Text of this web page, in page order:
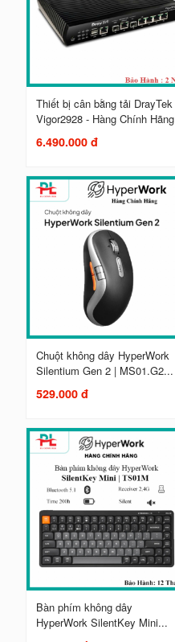
Thiết bị cân bằng tải DrayTek
Vigor2928 - Hàng Chính Hãng
6.490.000 đ
Chuột không dây HyperWork
Silentium Gen 2 | MS01.G2...
529.000 đ
Bàn phím không dây
HyperWork SilentKey Mini...